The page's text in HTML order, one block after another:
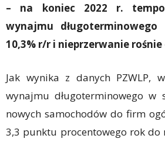
– na koniec 2022 r.
wynajmu długoterminowego
10,3% r/r i nieprzerwanie
Jak wynika z danych PZWLP,
wynajmu długoterminowego w
nowych samochodów do firm
3,3 punktu procentowego rok do